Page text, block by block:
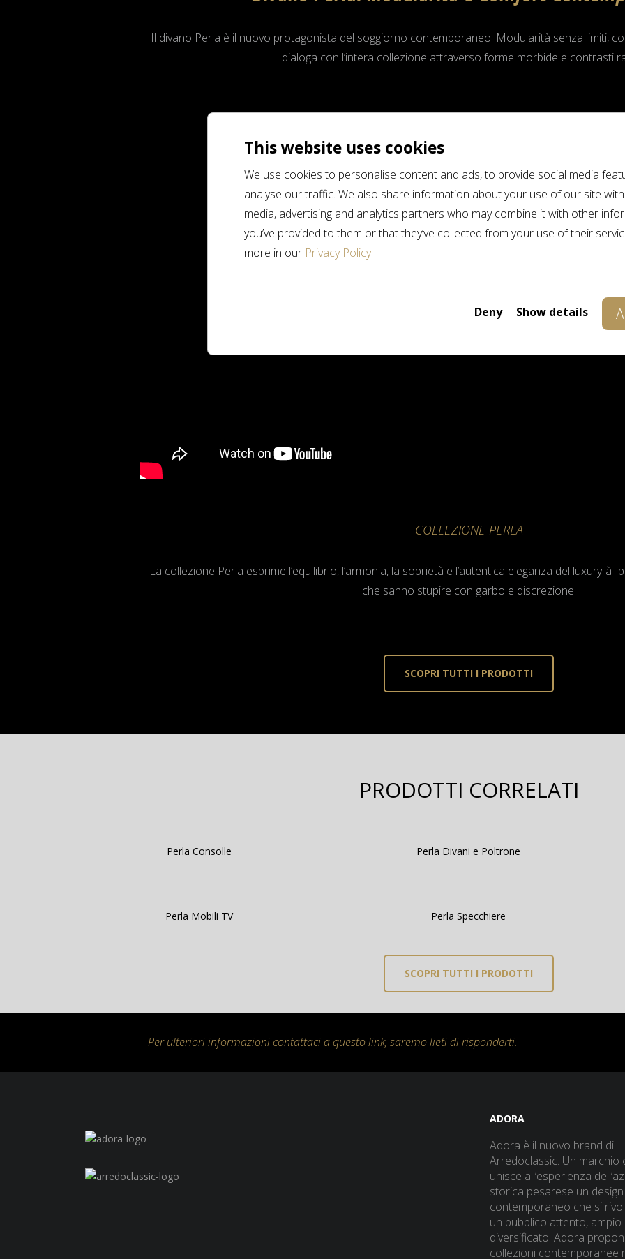
This website uses cookies
We use cookies to personalise content and ads, to provide social media
analyse our traffic. We also share information about your use of our site
media, advertising and analytics partners who may combine it with other
you’ve provided to them or that they’ve collected from your use of their
more in our Privacy Policy.
Deny Show details
Il divano Perla è il nuovo protagonista del soggiorno contemporaneo. Modularità senza limiti,
dialoga con l’intera collezione attraverso forme morbide e contrasti
COLLEZIONE PERLA
La collezione Perla esprime l’equilibrio, l’armonia, la sobrietà e l’autentica eleganza del luxury-
che sanno stupire con garbo e discrezione.
SCOPRI TUTTI I PRODOTTI
PRODOTTI CORRELATI
Perla Consolle Perla Divani e Poltrone
Perla Mobili TV Perla Specchiere
SCOPRI TUTTI I PRODOTTI
Per ulteriori informazioni contattaci a questo link, saremo lieti di risponderti.
ADORA
Adora è il nuovo brand di
Arredoclassic. Un marchio
unisce all’esperienza
storica pesarese un design
contemporaneo che si
un pubblico attento, ampio
diversificato. Adora
collezioni contemporanee